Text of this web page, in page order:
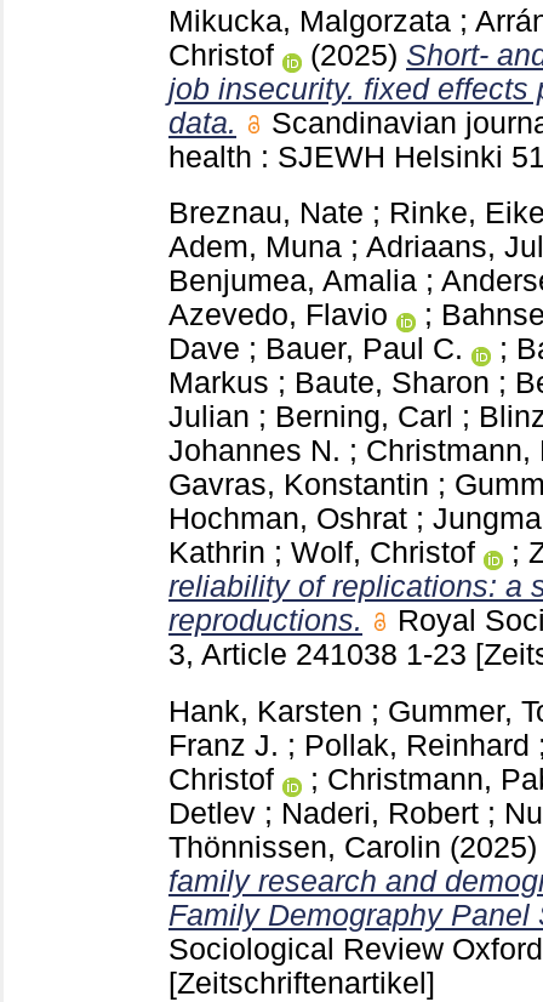
Mikucka, Malgorzata ;
Christof
(2025) Short-
job insecurity. fixed effects
data.
Scandinavian
health : SJEWH Helsinki
Breznau, Nate ; Rinke,
Adem, Muna ; Adriaans,
Benjumea, Amalia ;
Azevedo, Flavio
;
Dave ; Bauer, Paul C. ;
Markus ; Baute, Sharon ;
Julian ; Berning, Carl ;
Johannes N. ; Christmann,
Gavras, Konstantin ;
Hochman, Oshrat ;
Kathrin ; Wolf, Christof ;
reliability of replications: a
reproductions.
Royal
3, Article 241038 1-23
Hank, Karsten ; Gummer,
Franz J. ; Pollak, Reinhard
Christof
; Christmann,
Detlev ; Naderi, Robert ;
Thönnissen, Carolin
family research and
Family Demography Panel
Sociological Review
[Zeitschriftenartikel]